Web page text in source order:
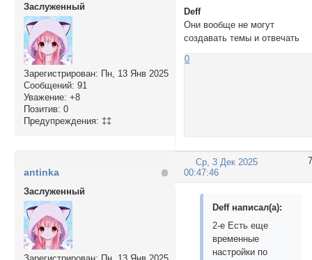
Заслуженный
Зарегистрирован: Пн, 13 Янв 2025
Сообщений: 91
Уважение: +8
Позитив: 0
Предупреждения: ‡‡
Deff
Они вообще не могут
создавать темы и отвечать
0
7
Ср, 3 Дек 2025
00:47:46
antinka
Заслуженный
Deff написал(а):
2-е Есть еще
временные
настройки по